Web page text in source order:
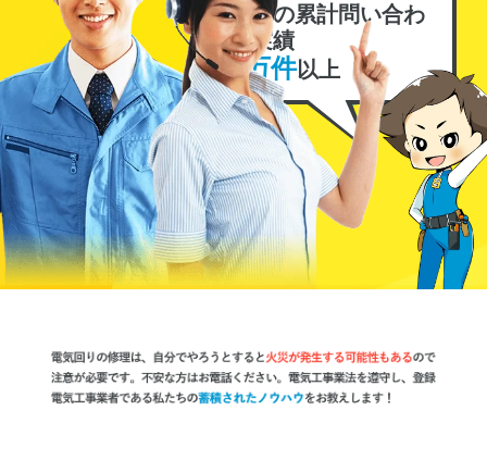
電気の累計問い合わ
せ実績
6万件以上